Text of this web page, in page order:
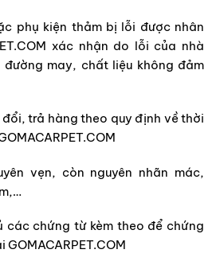
phụ kiện thảm bị lỗi được nhân
xác nhận do lỗi của nhà
may, chất liệu không đảm
trả hàng theo quy định về thời
vẹn, còn nguyên nhãn mác,
các chứng từ kèm theo để chứng